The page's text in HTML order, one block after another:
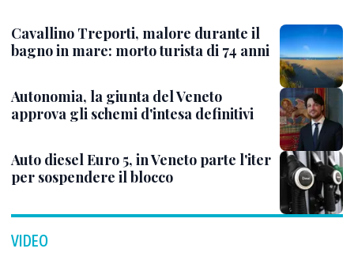
Cavallino Treporti, malore durante il
bagno in mare: morto turista di 74 anni
Autonomia, la giunta del Veneto
approva gli schemi d'intesa definitivi
Auto diesel Euro 5, in Veneto parte l'iter
per sospendere il blocco
VIDEO